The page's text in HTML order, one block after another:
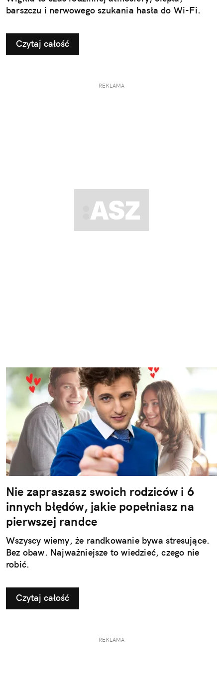
barszczu i nerwowego szukania hasła do Wi-Fi.
Czytaj całość
REKLAMA
Nie zapraszasz swoich rodziców i 6
innych błędów, jakie popełniasz na
pierwszej randce
Wszyscy wiemy, że randkowanie bywa stresujące.
Bez obaw. Najważniejsze to wiedzieć, czego nie
robić.
Czytaj całość
REKLAMA